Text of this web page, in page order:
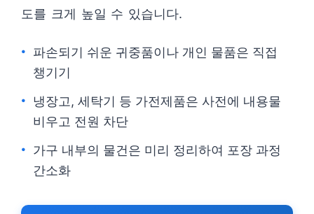
도를 크게 높일 수 있습니다.
파손되기 쉬운 귀중품이나 개인 물품은 직접
챙기기
냉장고, 세탁기 등 가전제품은 사전에 내용물
비우고 전원 차단
가구 내부의 물건은 미리 정리하여 포장 과정
간소화